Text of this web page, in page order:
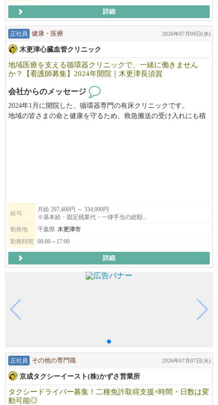
詳細
正社員 健康・医療 2026年07月08日(水)
木更津心臓血管クリニック
地域医療を支える循環器クリニックで、一緒に働きません
か？【看護師募集】2024年開院｜木更津長須賀
会社からのメッセージ
2024年1月に開院した、循環器専門の有床クリニックです。
地域の皆さまの命と健康を守るため、救急搬送の受け入れにも積
そんなメリハリのある働き方を実現できる職場です。
◎年齢不問
◎経験が浅い方も歓迎
◎ブランクのある方も歓迎
給与
月給 297,400円 ～ 334,000円
※基本給・固定残業代・一律手当の総額...
勤務地
千葉県 木更津市
勤務時間
08:00～17:00
詳細
正社員 その他の専門職 2026年07月07日(火)
京成タクシーイースト(株)かずさ営業所
タクシードライバー募集！二種免許取得支援×時間・日数は変
動可能◎